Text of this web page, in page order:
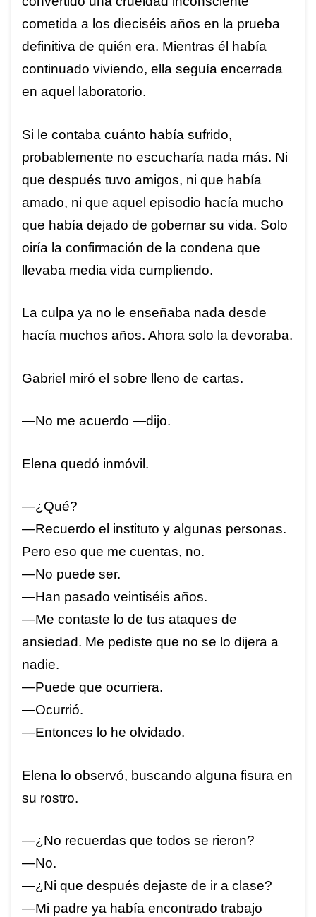
cometida a los dieciséis años en la prueba
definitiva de quién era. Mientras él había
continuado viviendo, ella seguía encerrada
en aquel laboratorio.
Si le contaba cuánto había sufrido,
probablemente no escucharía nada más. Ni
que después tuvo amigos, ni que había
amado, ni que aquel episodio hacía mucho
que había dejado de gobernar su vida. Solo
oiría la confirmación de la condena que
llevaba media vida cumpliendo.
La culpa ya no le enseñaba nada desde
hacía muchos años. Ahora solo la devoraba.
Gabriel miró el sobre lleno de cartas.
—No me acuerdo —dijo.
Elena quedó inmóvil.
—¿Qué?
—Recuerdo el instituto y algunas personas.
Pero eso que me cuentas, no.
—No puede ser.
—Han pasado veintiséis años.
—Me contaste lo de tus ataques de
ansiedad. Me pediste que no se lo dijera a
nadie.
—Puede que ocurriera.
—Ocurrió.
—Entonces lo he olvidado.
Elena lo observó, buscando alguna fisura en
su rostro.
—¿No recuerdas que todos se rieron?
—No.
—¿Ni que después dejaste de ir a clase?
—Mi padre ya había encontrado trabajo